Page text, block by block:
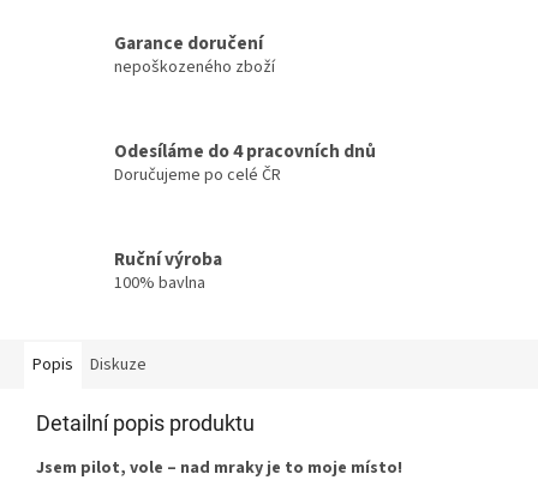
Garance doručení
nepoškozeného zboží
Odesíláme do 4 pracovních dnů
Doručujeme po celé ČR
Ruční výroba
100% bavlna
Popis Diskuze
Detailní popis produktu
Jsem pilot, vole – nad mraky je to moje místo!